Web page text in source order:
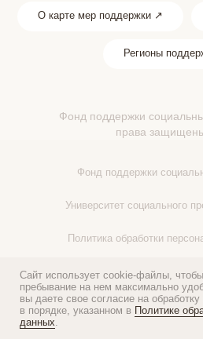
Сайт использует cookie-файлы,
пребывание на нем максимально
вы даете свое согласие на
в порядке, указанном в Политике
данных.
О карте мер поддержки ↗
Регионы
Фонд поддержки
права
Фонд поддержки
Университет социального
Политика обработки
Пользовательское
На сайте использованы материалы